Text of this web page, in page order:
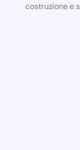
costruzione e